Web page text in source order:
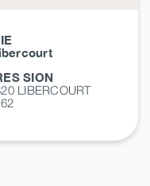
SION
LIBERCOURT